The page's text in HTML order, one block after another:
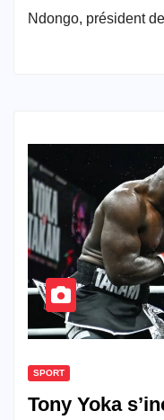
Ndongo, président
SPORT
Tony Yoka